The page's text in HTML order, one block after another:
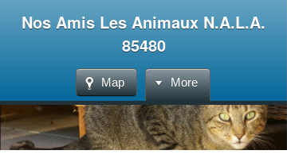
Nos Amis Les Animaux N.A.L.A.
85480
Map More